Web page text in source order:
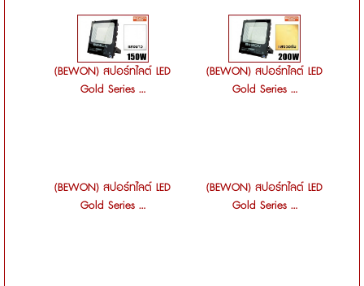
(BEWON) สปอร์ทไลต์ LED
Gold Series ...
(BEWON) สปอร์ทไลต์ LED
Gold Series ...
(BEWON) สปอร์ทไลต์ LED
Gold Series ...
(BEWON) สปอร์ทไลต์ LED
Gold Series ...